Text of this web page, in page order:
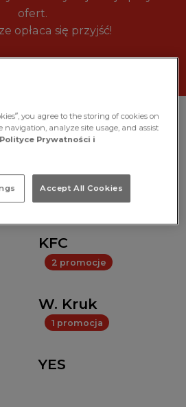
ofert.
opłaca się przyjść!
3 promocje
KFC
2 promocje
W. Kruk
1 promocja
YES
you agree to the storing of cookies on
navigation, analyze site usage, and assist
Polityce Prywatności i
Accept All Cookies